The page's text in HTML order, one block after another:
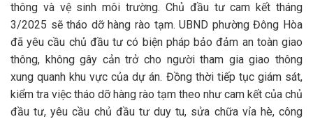
thông và vệ sinh môi trường. Chủ đầu tư cam kết tháng
3/2025 sẽ tháo dỡ hàng rào tạm. UBND phường Đông Hòa
đã yêu cầu chủ đầu tư có biện pháp bảo đảm an toàn giao
thông, không gây cản trở cho người tham gia giao thông
xung quanh khu vực của dự án. Đồng thời tiếp tục giám sát,
kiểm tra việc tháo dỡ hàng rào tạm theo như cam kết của chủ
đầu tư, yêu cầu chủ đầu tư duy tu, sửa chữa vỉa hè, công